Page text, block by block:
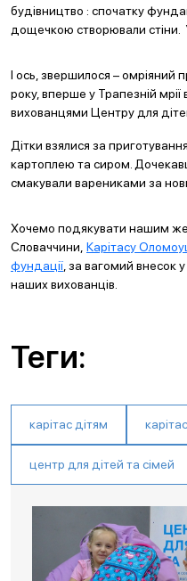
будівництво : спочатку
дощечкою створювали стіни.
І ось, звершилося – омріяний
року, вперше у Трапезній мрії
вихованцями Центру для
Дітки взялися за
картоплею та сиром.
смакували варениками за
Хочемо подякувати нашим
Словаччини, Карітасу
фундації , за вагомий внесок
наших вихованців.
Теги:
карітас дітям
центр для дітей та сімей